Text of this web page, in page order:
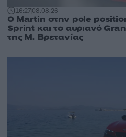
16:2708.08.26
O Martin στην pole
Sprint και το αυριανό
της Μ. Βρετανίας